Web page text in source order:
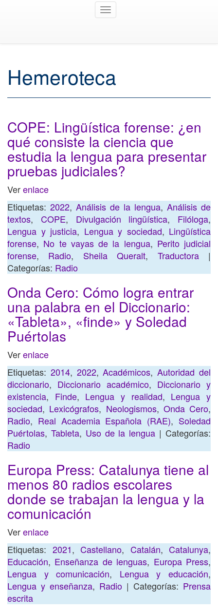
Toggle
Hemeroteca
COPE: Lingüística forense: ¿en
qué consiste la ciencia que
estudia la lengua para presentar
pruebas judiciales?
Verenlace
Etiquetas: 2022, Análisis de la lengua, Análisis de
textos, COPE, Divulgación lingüística, Filóloga,
Lengua y justicia, Lengua y sociedad, Lingüística
forense, No te vayas de la lengua, Perito judicial
forense, Radio, Sheila Queralt, Traductora|
Categorías: Radio
Onda Cero: Cómo logra entrar
una palabra en el Diccionario:
«Tableta», «finde» y Soledad
Puértolas
Verenlace
Etiquetas: 2014, 2022,Académicos,Autoridad del
diccionario, Diccionario académico, Diccionario y
existencia, Finde, Lengua y realidad, Lengua y
sociedad, Lexicógrafos, Neologismos, Onda Cero,
Radio, Real Academia Española (RAE), Soledad
Puértolas, Tableta, Uso de la lengua | Categorías:
Radio
Europa Press: Catalunya tiene al
menos 80 radios escolares
donde se trabajan la lengua y la
comunicación
Verenlace
Etiquetas: 2021, Castellano, Catalán, Catalunya,
Educación, Enseñanza de lenguas, Europa Press,
Lengua y comunicación, Lengua y educación,
Lengua y enseñanza, Radio | Categorías: Prensa
escrita